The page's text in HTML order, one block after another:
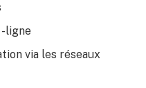
ligne
via les réseaux